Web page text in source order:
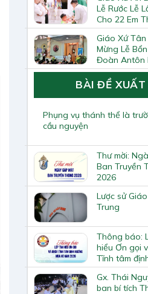
Lễ Rước Lễ
Cho 22 Em
Giáo Xứ Tân
Mừng Lễ
Đoàn Antôn
Tiến Đích
Năm Học
BÀI ĐỀ XUẤT
Phụng vụ thánh thể là
cầu nguyện
Thư mời:
Ban Truyền
2026
Lược sử
Trung
Thông báo:
hiểu Ơn gọi
Tĩnh tâm
Mùa hè năm
Gx. Thái
ban bí tích